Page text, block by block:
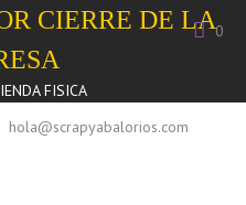
CIERRE DE LA
FISICA
hola@scrapyabalorios.com
0